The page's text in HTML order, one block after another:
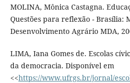
MOLINA, Mônica Castagna.
Questões para reflexão - Brasília:
Desenvolvimento Agrário MDA,
LIMA, Iana Gomes de. Escolas
da democracia. Disponível em
<<https://www.ufrgs.br/jornal/